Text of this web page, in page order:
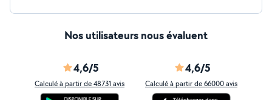
Nos utilisateurs nous évaluent
4,6/5
Calculé à partir de 48731 avis
4,6/5
Calculé à partir de 66000 avis